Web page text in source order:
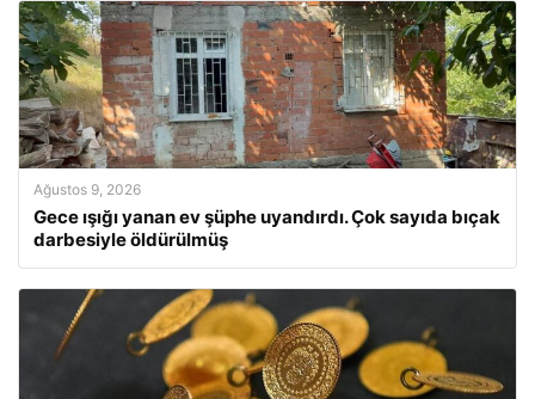
Ağustos 9, 2026
Gece ışığı yanan ev şüphe uyandırdı. Çok sayıda bıçak
darbesiyle öldürülmüş